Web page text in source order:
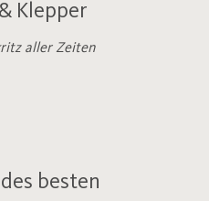
Klepper
aller Zeiten
besten